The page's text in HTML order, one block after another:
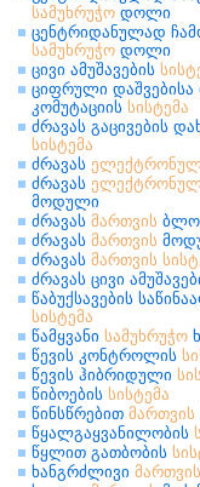
სამუხრუჭო დოლი
ცენტრიდანულად
სამუხრუჭო დოლი
ცივი ამუშავების
ციფრული დაშვებისა
კომუტაციის სისტემა
ძრავას გაცივების
სისტემა
ძრავას
ძრავას
მოდული
ძრავას მართვის
ძრავას მართვის
ძრავას მართვის
ძრავას ცივი
წაბუქსავების
სისტემა
წამყვანი სამუხრუჭო
წევის კონტროლის
წევის ჰიბრიდული
წიბოების სისტემა
წინსწრებით მართვის
წყალგაყვანილობის
წყლით გათბობის
ხანგრძლივი მართვის